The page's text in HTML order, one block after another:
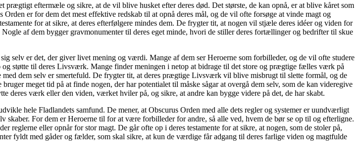
eftermæle og sikre, at de vil blive husket efter deres død. Det største, de kan opnå, er at blive kåret som
er for dem det mest effektive redskab til at opnå deres mål, og de vil ofte forsøge at vinde magt og
for at sikre, at deres efterfølgere mindes dem. De frygter tit, at nogen vil stjæle deres idéer og viden for
af dem bygger gravmonumenter til deres eget minde, hvori de stiller deres fortællinger og bedrifter til skue
er det, der giver livet mening og værdi. Mange af dem ser Heroerne som forbilleder, og de vil ofte studere
støtte til deres Livsværk. Mange finder meningen i netop at bidrage til det store og prægtige fælles værk på
med dem selv er smertefuld. De frygter tit, at deres prægtige Livsværk vil blive misbrugt til slette formål, og de
meget tid på at finde nogen, der har potentialet til måske sågar at overgå dem selv, som de kan videregive
deres værk eller den viden, værket hviler på, og sikre, at andre kan bygge videre på det, de har skabt.
hele Fladlandets samfund. De mener, at Obscurus Orden med alle dets regler og systemer er uundværligt
For dem er Heroerne til for at være forbilleder for andre, så alle ved, hvem de bør se op til og efterligne.
reglerne eller opnår for stor magt. De går ofte op i deres testamente for at sikre, at nogen, som de stoler på,
fyldt med gåder og fælder, som skal sikre, at kun de værdige får adgang til deres farlige viden og magtfulde